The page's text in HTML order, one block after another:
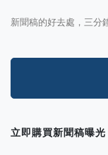
新聞稿的好去處，三分
立即購買新聞稿曝光